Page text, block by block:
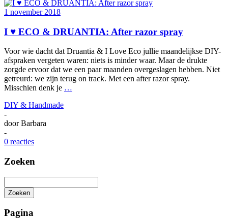
1 november 2018
I ♥ ECO & DRUANTIA: After razor spray
Voor wie dacht dat Druantia & I Love Eco jullie maandelijkse DIY-
afspraken vergeten waren: niets is minder waar. Maar de drukte
zorgde ervoor dat we een paar maanden overgeslagen hebben. Niet
getreurd: we zijn terug on track. Met een after razor spray.
Misschien denk je …
DIY & Handmade
-
doorBarbara
-
0 reacties
Zoeken
Zoeken
zoeken
Pagina